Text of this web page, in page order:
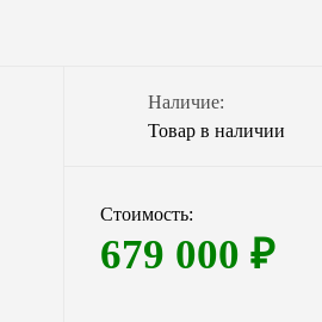
Кадатек
Минигазгольдеры
940 л.
1700 л.
Наличие:
Товар в наличии
Стоимость:
679 000 ₽